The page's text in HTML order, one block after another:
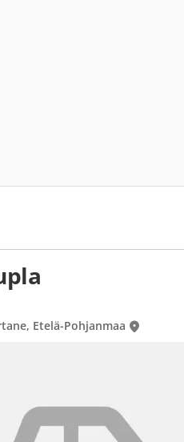
Etelä-Pohjanmaa